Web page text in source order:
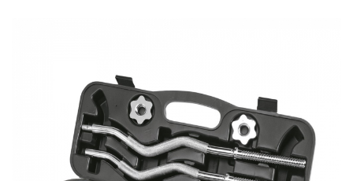
Huse ploaie si antiinsecte
Saci si invelitoare
Umbrele carucioare
Accesorii diverse carucioare